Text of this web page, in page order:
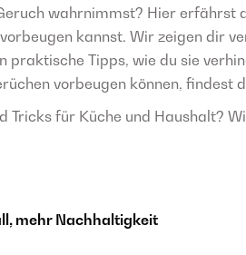
wahrnimmst? Hier erfährst
kannst. Wir zeigen dir
praktische Tipps, wie du sie
vorbeugen können, findest
Tricks für Küche und Haushalt?
mehr Nachhaltigkeit